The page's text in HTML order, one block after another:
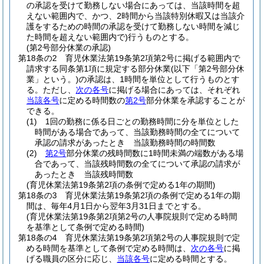
の承認を受けて勤務しない場合にあっては、当該時間を超
えない範囲内で、かつ、2時間から当該特別休暇又は当該介
護をするための時間の承認を受けて勤務しない時間を減じ
た時間を超えない範囲内で)行うものとする。
(第2号部分休業の承認)
第18条の2
育児休業法第19条第2項第2号に掲げる範囲内で
請求する同条第1項に規定する部分休業(以下「第2号部分休
業」という。)の承認は、1時間を単位として行うものとす
る。 ただし、 次の各号に掲げる場合にあっては、それぞれ
当該各号に定める時間数の第2号部分休業を承認することが
できる。
(1)
1回の勤務に係る日ごとの勤務時間に分を単位とした
時間がある場合であって、当該勤務時間の全てについて
承認の請求があったとき 当該勤務時間の時間数
(2)
第2号部分休業の残時間数に1時間未満の端数がある場
合であって、当該残時間数の全てについて承認の請求が
あったとき 当該残時間数
(育児休業法第19条第2項の条例で定める1年の期間)
第18条の3
育児休業法第19条第2項の条例で定める1年の期
間は、毎年4月1日から翌年3月31日までとする。
(育児休業法第19条第2項第2号の人事院規則で定める時間
を基準として条例で定める時間)
第18条の4
育児休業法第19条第2項第2号の人事院規則で定
める時間を基準として条例で定める時間は、 次の各号に掲
げる職員の区分に応じ、 当該各号に定める時間とする。